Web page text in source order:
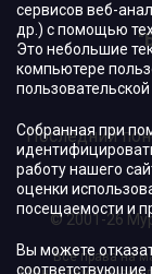
Последний
© 2001-26
Все права на
сервисов веб-
др.) с помощью
Это небольшие
компьютере
Собранная при
работу нашего
оценки
посещаемости и
Вы можете
соответствующие